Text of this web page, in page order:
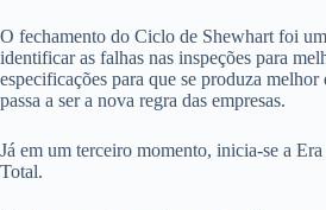
O fechamento do Ciclo de Shewhart foi
identificar as falhas nas inspeções para
especificações para que se produza
passa a ser a nova regra das empresas.
Já em um terceiro momento, inicia-se a
Total.